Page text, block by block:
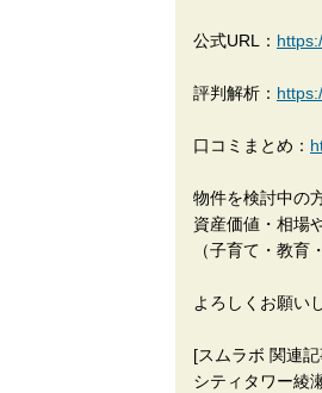
公式URL：
評判解析：
口コミまとめ：
物件を検討中の
資産価値・相場
（子育て・教育
よろしくお願い
[スムラボ 関連記
シティタワー綾